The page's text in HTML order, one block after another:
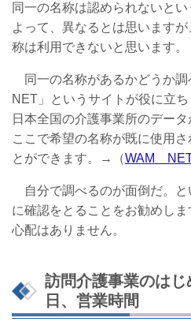
同一の名称は認められないと
よって、異なるとは思います
称は利用できないと思います。
同一の名称があるかどうか
NET」というサイトが役に立
日本全国の介護事業所のデータ
ここで希望の名称が既に使用
とができます。→（WAM NET
自分で調べるのが面倒だ。と
に確認をとることをお勧めし
心配はありません。
訪問介護事業のは
日、営業時間